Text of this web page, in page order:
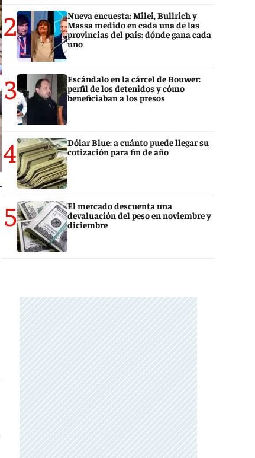
2
Nueva encuesta: Milei, Bullrich y
Massa medido en cada una de las
provincias del país: dónde gana cada
uno
3
Escándalo en la cárcel de Bouwer:
perfil de los detenidos y cómo
beneficiaban a los presos
4
Dólar Blue: a cuánto puede llegar su
cotización para fin de año
5
El mercado descuenta una
devaluación del peso en noviembre y
diciembre